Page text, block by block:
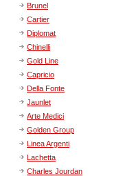
Brunel
Cartier
Diplomat
Chinelli
Gold Line
Capricio
Della Fonte
Jaunlet
Arte Medici
Golden Group
Linea Argenti
Lachetta
Charles Jourdan